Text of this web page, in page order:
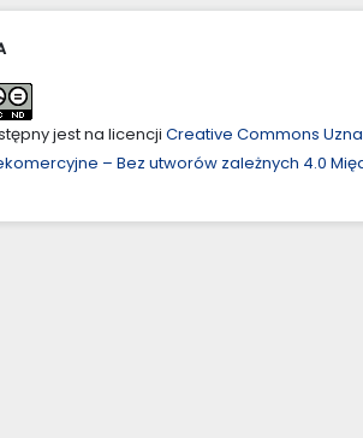
jest na licencji Creative Commons
– Bez utworów zależnych 4.0